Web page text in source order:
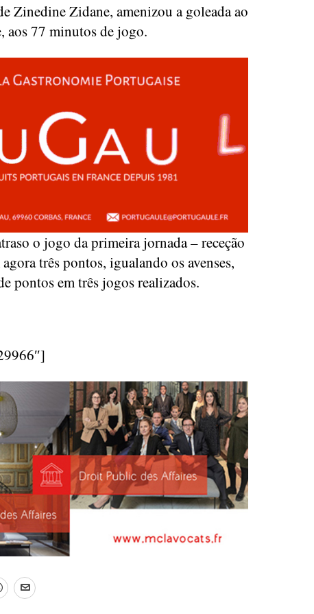
Zinedine Zidane, amenizou a goleada ao
aos 77 minutos de jogo.
o jogo da primeira jornada – receção
três pontos, igualando os avenses,
pontos em três jogos realizados.